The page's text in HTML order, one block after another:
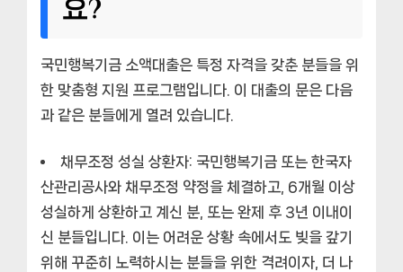
요?
국민행복기금 소액대출은 특정 자격을 갖춘 분들을 위
한 맞춤형 지원 프로그램입니다. 이 대출의 문은 다음
과 같은 분들에게 열려 있습니다.
채무조정 성실 상환자: 국민행복기금 또는 한국자
산관리공사와 채무조정 약정을 체결하고, 6개월 이상
성실하게 상환하고 계신 분, 또는 완제 후 3년 이내이
신 분들입니다. 이는 어려운 상황 속에서도 빚을 갚기
위해 꾸준히 노력하시는 분들을 위한 격려이자, 더 나